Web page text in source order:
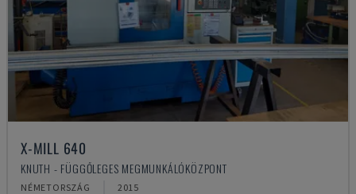
X-MILL 640
KNUTH - FÜGGŐLEGES MEGMUNKÁLÓKÖZPONT
NÉMETORSZÁG 2015